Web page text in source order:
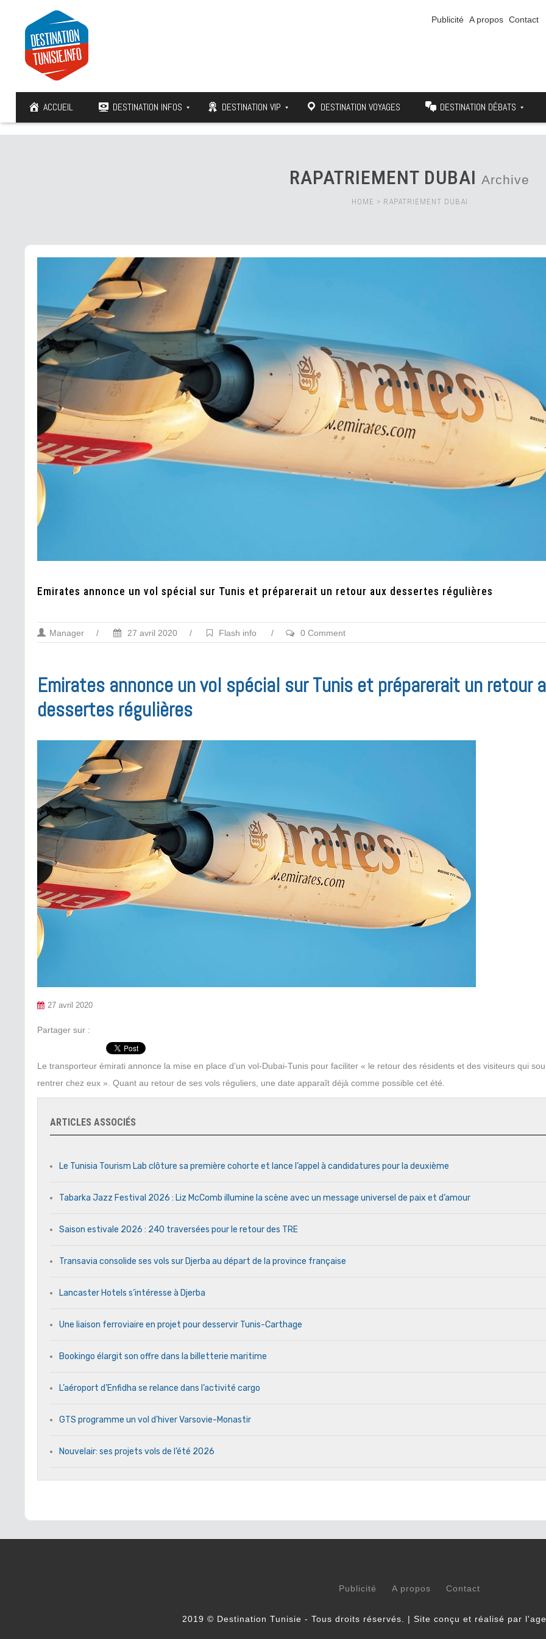
Publicité A propos Contact
ACCUEIL DESTINATION INFOS DESTINATION VIP DESTINATION VOYAGES DESTINATION DÉBATS
RAPATRIEMENT DUBAI Archive
HOME > RAPATRIEMENT DUBAI
Emirates annonce un vol spécial sur Tunis et préparerait un retour aux dessertes régulières
Manager / 27 avril 2020 / Flash info / 0 Comment
Emirates annonce un vol spécial sur Tunis et préparerait un retour
dessertes régulières
27 avril 2020
Partager sur :
Le transporteur émirati annonce la mise en place d’un vol-Dubai-Tunis pour faciliter « le retour des résidents et des visiteurs qui
rentrer chez eux ». Quant au retour de ses vols réguliers, une date apparaît déjà comme possible cet été.
ARTICLES ASSOCIÉS
Le Tunisia Tourism Lab clôture sa première cohorte et lance l’appel à candidatures pour la deuxième
Tabarka Jazz Festival 2026 : Liz McComb illumine la scène avec un message universel de paix et d’amour
Saison estivale 2026 : 240 traversées pour le retour des TRE
Transavia consolide ses vols sur Djerba au départ de la province française
Lancaster Hotels s’intéresse à Djerba
Une liaison ferroviaire en projet pour desservir Tunis-Carthage
Bookingo élargit son offre dans la billetterie maritime
L’aéroport d’Enfidha se relance dans l’activité cargo
GTS programme un vol d’hiver Varsovie-Monastir
Nouvelair: ses projets vols de l’été 2026
Publicité A propos Contact
2019 © Destination Tunisie - Tous droits réservés. | Site conçu et réalisé par